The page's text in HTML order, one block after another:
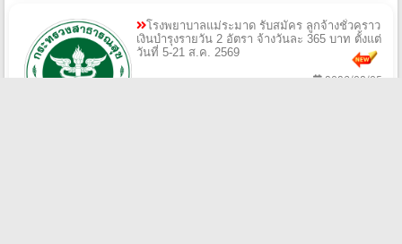
โรงพยาบาลแม่ระมาด รับสมัคร ลูกจ้างชั่วคราว
เงินบำรุงรายวัน 2 อัตรา จ้างวันละ 365 บาท ตั้งแต่
วันที่ 5-21 ส.ค. 2569
2026/08/05